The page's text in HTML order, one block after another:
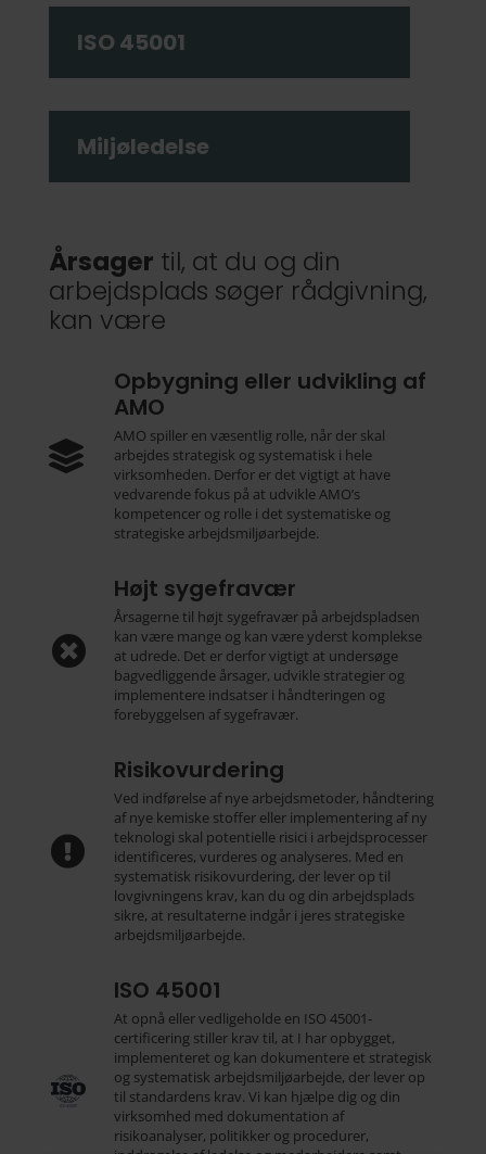
ISO 45001
Miljøledelse
Årsager til, at du og din
arbejdsplads søger rådgivning,
kan være

Opbygning eller udvikling af
AMO
AMO spiller en væsentlig rolle, når der skal
arbejdes strategisk og systematisk i hele
virksomheden. Derfor er det vigtigt at have
vedvarende fokus på at udvikle AMO’s
kompetencer og rolle i det systematiske og
strategiske arbejdsmiljøarbejde.

Højt sygefravær
Årsagerne til højt sygefravær på arbejdspladsen
kan være mange og kan være yderst komplekse
at udrede. Det er derfor vigtigt at undersøge
bagvedliggende årsager, udvikle strategier og
implementere indsatser i håndteringen og
forebyggelsen af sygefravær.

Risikovurdering
Ved indførelse af nye arbejdsmetoder, håndtering
af nye kemiske stoffer eller implementering af ny
teknologi skal potentielle risici i arbejdsprocesser
identificeres, vurderes og analyseres. Med en
systematisk risikovurdering, der lever op til
lovgivningens krav, kan du og din arbejdsplads
sikre, at resultaterne indgår i jeres strategiske
arbejdsmiljøarbejde.
ISO 45001
At opnå eller vedligeholde en ISO 45001-
certificering stiller krav til, at I har opbygget,
implementeret og kan dokumentere et strategisk
og systematisk arbejdsmiljøarbejde, der lever op
til standardens krav. Vi kan hjælpe dig og din
virksomhed med dokumentation af
risikoanalyser, politikker og procedurer,